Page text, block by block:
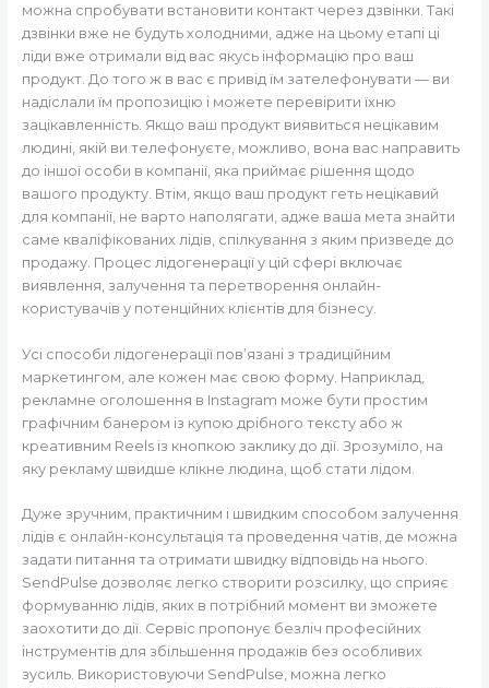
можна спробувати встановити контакт через дзвінки. Такі
дзвінки вже не будуть холодними, адже на цьому етапі ці
ліди вже отримали від вас якусь інформацію про ваш
продукт. До того ж в вас є привід їм зателефонувати — ви
надіслали їм пропозицію і можете перевірити їхню
зацікавленність. Якщо ваш продукт виявиться нецікавим
людині, якій ви телефонуєте, можливо, вона вас направить
до іншої особи в компанії, яка приймає рішення щодо
вашого продукту. Втім, якщо ваш продукт геть нецікавий
для компанії, не варто наполягати, адже ваша мета знайти
саме кваліфікованих лідів, спілкування з яким призведе до
продажу. Процес лідогенерації у цій сфері включає
виявлення, залучення та перетворення онлайн-
користувачів у потенційних клієнтів для бізнесу.
Усі способи лідогенерації пов’язані з традиційним
маркетингом, але кожен має свою форму. Наприклад,
рекламне оголошення в Instagram може бути простим
графічним банером із купою дрібного тексту або ж
креативним Reels із кнопкою заклику до дії. Зрозуміло, на
яку рекламу швидше клікне людина, щоб стати лідом.
Дуже зручним, практичним і швидким способом залучення
лідів є онлайн-консультація та проведення чатів, де можна
задати питання та отримати швидку відповідь на нього.
SendPulse дозволяє легко створити розсилку, що сприяє
формуванню лідів, яких в потрібний момент ви зможете
заохотити до дії. Сервіс пропонує безліч професійних
інструментів для збільшення продажів без особливих
зусиль. Використовуючи SendPulse, можна легко